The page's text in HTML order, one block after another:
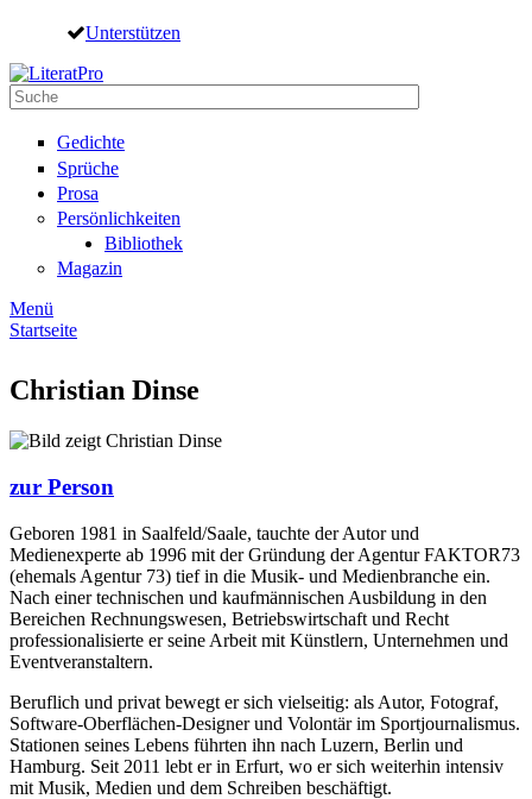
Direkt zum Inhalt
Unterstützen
Suche
Gedichte
Sprüche
Prosa
Persönlichkeiten
Bibliothek
Magazin
Menü
Startseite
Christian Dinse
zur Person
Geboren 1981 in Saalfeld/Saale, tauchte der Autor und
Medienexperte ab 1996 mit der Gründung der Agentur FAKTOR73
(ehemals Agentur 73) tief in die Musik- und Medienbranche ein.
Nach einer technischen und kaufmännischen Ausbildung in den
Bereichen Rechnungswesen, Betriebswirtschaft und Recht
professionalisierte er seine Arbeit mit Künstlern, Unternehmen und
Eventveranstaltern.
Beruflich und privat bewegt er sich vielseitig: als Autor, Fotograf,
Software-Oberflächen-Designer und Volontär im Sportjournalismus.
Stationen seines Lebens führten ihn nach Luzern, Berlin und
Hamburg. Seit 2011 lebt er in Erfurt, wo er sich weiterhin intensiv
mit Musik, Medien und dem Schreiben beschäftigt.